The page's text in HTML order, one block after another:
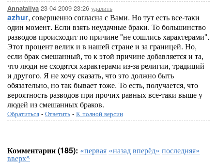
Annataliya 23-04-2009-23:26 удалить
azhur, совершенно согласна с Вами. Но тут есть все-таки
один момент. Если взять неудачные браки. То большинство
разводов происходит по причине "не сошлись характерами".
Этот процент велик и в нашей стране и за границей. Но,
если брак смешанный, то к этой причине добавляется и та,
что люди не сходятся характерами из-за религии, традиций
и другого. Я не хочу сказать, что это должно быть
обязательно, но так бывает тоже. То есть, получается, что
вероятность разводов при прочих равных все-таки выше у
людей из смешанных браков.
Обратиться - Ответить - К полной версии
Комментарии (185): «первая «назадвперёд» последняя»
вверх^